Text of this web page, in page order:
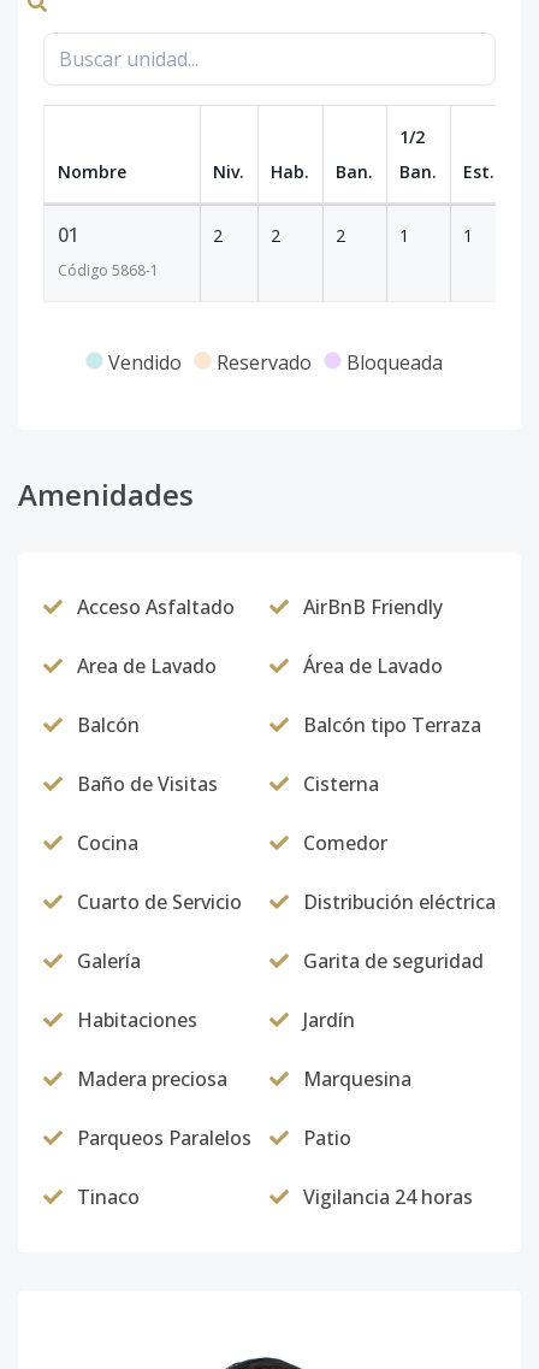
Nombre Niv. Hab. Ban.
1/2
Ban.
Est.
01
Código 5868-1
2 2 2 1 1
Vendido Reservado Bloqueada
Amenidades
Acceso Asfaltado AirBnB Friendly
Area de Lavado Área de Lavado
Balcón Balcón tipo Terraza
Baño de Visitas Cisterna
Cocina Comedor
Cuarto de Servicio Distribución eléctrica
Galería Garita de seguridad
Habitaciones Jardín
Madera preciosa Marquesina
Parqueos Paralelos Patio
Tinaco Vigilancia 24 horas